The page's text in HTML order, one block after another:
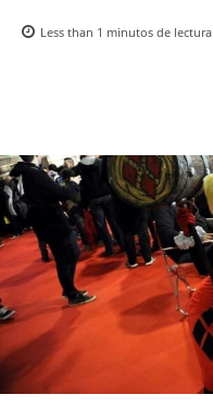
Less than 1 minutos de lectura